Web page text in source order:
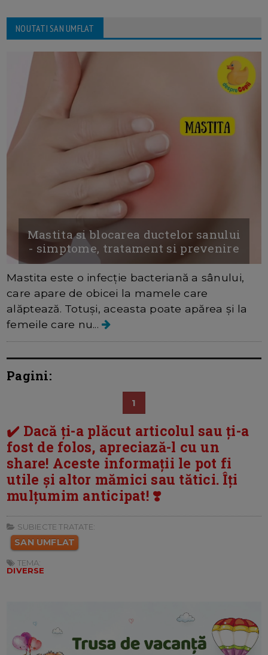
NOUTATI SAN UMFLAT
Mastita si blocarea ductelor sanului
- simptome, tratament si prevenire
Mastita este o infecție bacteriană a sânului,
care apare de obicei la mamele care
alăptează. Totuși, aceasta poate apărea și la
femeile care nu...
Pagini:
1
✔️ Dacă ți-a plăcut articolul sau ți-a
fost de folos, apreciază-l cu un
share! Aceste informații le pot fi
utile și altor mămici sau tătici. Îți
mulțumim anticipat! ❣️
SUBIECTE TRATATE:
SAN UMFLAT
TEMA:
DIVERSE